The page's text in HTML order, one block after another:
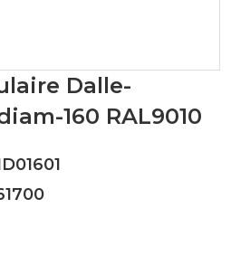
Dalle-
160 RAL9010